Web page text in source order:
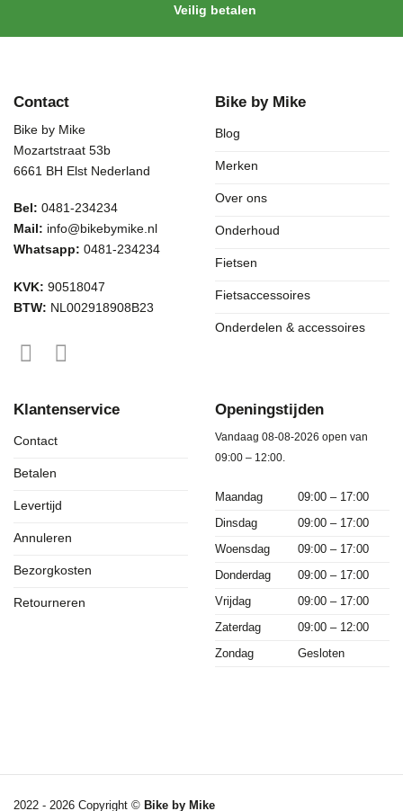
Veilig betalen
Contact
Bike by Mike
Mozartstraat 53b
6661 BH Elst Nederland
Bel: 0481-234234
Mail: info@bikebymike.nl
Whatsapp: 0481-234234
KVK: 90518047
BTW: NL002918908B23
Bike by Mike
Blog
Merken
Over ons
Onderhoud
Fietsen
Fietsaccessoires
Onderdelen & accessoires
Klantenservice
Contact
Betalen
Levertijd
Annuleren
Bezorgkosten
Retourneren
Openingstijden
Vandaag 08-08-2026 open van
09:00 – 12:00.
Maandag
09:00 – 17:00
Dinsdag
09:00 – 17:00
Woensdag
09:00 – 17:00
Donderdag
09:00 – 17:00
Vrijdag
09:00 – 17:00
Zaterdag
09:00 – 12:00
Zondag
Gesloten
2022 - 2026 Copyright © Bike by Mike